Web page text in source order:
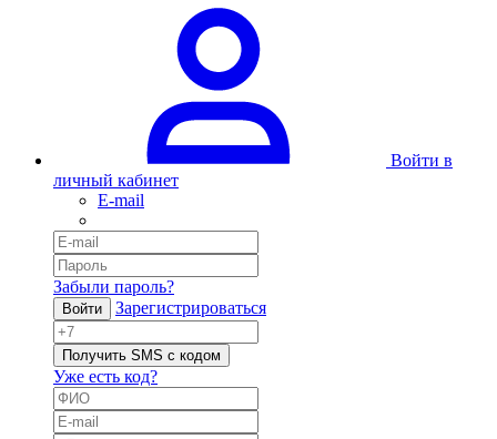
Войти в
личный кабинет
E-mail
Забыли пароль?
Войти Зарегистрироваться
Получить SMS с кодом
Уже есть код?